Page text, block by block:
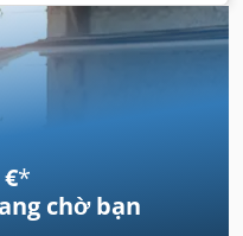
*
chờ bạn